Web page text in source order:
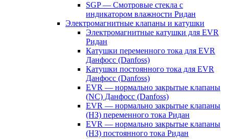
SGP — Смотровые стекла с
индикатором влажности Ридан
Электромагнитные клапаны и катушки
Электромагнитные катушки для EVR
Ридан
Катушки переменного тока для EVR
Данфосс (Danfoss)
Катушки постоянного тока для EVR
Данфосс (Danfoss)
EVR — нормально закрытые клапаны
(NC) Данфосс (Danfoss)
EVR — нормально закрытые клапаны
(НЗ) переменного тока Ридан
EVR — нормально закрытые клапаны
(НЗ) постоянного тока Ридан